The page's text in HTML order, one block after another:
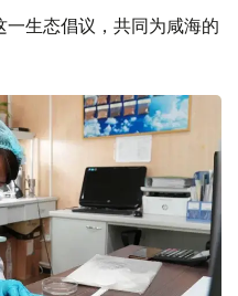
生态倡议，共同为咸海的